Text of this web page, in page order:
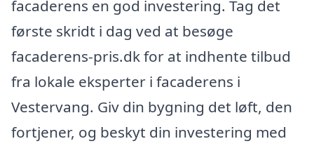
facaderens en god investering. Tag det
første skridt i dag ved at besøge
facaderens-pris.dk for at indhente tilbud
fra lokale eksperter i facaderens i
Vestervang. Giv din bygning det løft, den
fortjener, og beskyt din investering med